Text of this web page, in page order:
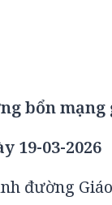
bổn
19-03-2026
đường